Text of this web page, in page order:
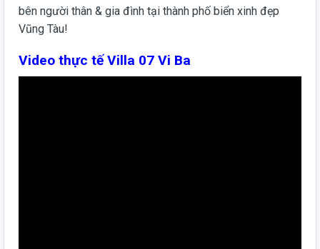
bên người thân & gia đình tại thành phố biển xinh đẹp
Vũng Tàu!
Video thực tế Villa 07 Vi Ba